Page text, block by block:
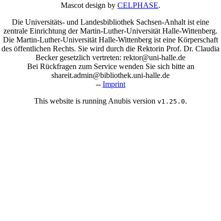
Mascot design by CELPHASE.
Die Universitäts- und Landesbibliothek Sachsen-Anhalt ist eine
zentrale Einrichtung der Martin-Luther-Universität Halle-Wittenberg.
Die Martin-Luther-Universität Halle-Wittenberg ist eine Körperschaft
des öffentlichen Rechts. Sie wird durch die Rektorin Prof. Dr. Claudia
Becker gesetzlich vertreten: rektor@uni-halle.de
Bei Rückfragen zum Service wenden Sie sich bitte an
shareit.admin@bibliothek.uni-halle.de
-- Imprint
This website is running Anubis version v1.25.0.